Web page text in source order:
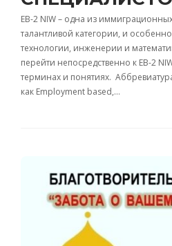
ЕВ-2 NIW – одна из
талантливой категории, и
технологии, инженерии и
перейти непосредственно к EB-2
терминах и понятиях.
как Employment based,…